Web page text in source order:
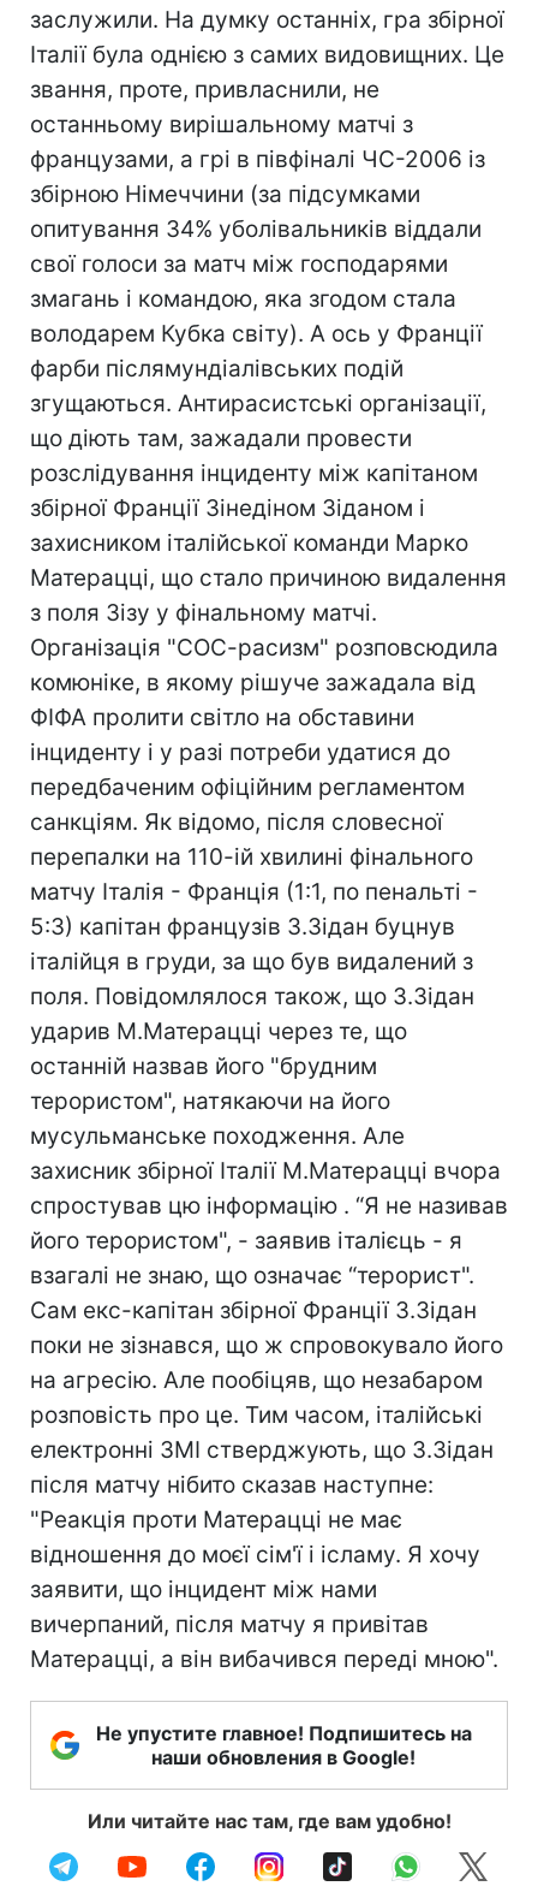
заслужили. На думку останніх, гра збірної
Італії була однією з самих видовищних. Це
звання, проте, привласнили, не
останньому вирішальному матчі з
французами, а грі в півфіналі ЧС-2006 із
збірною Німеччини (за підсумками
опитування 34% уболівальників віддали
свої голоси за матч між господарями
змагань і командою, яка згодом стала
володарем Кубка світу). А ось у Франції
фарби післямундіалівських подій
згущаються. Антирасистські організації,
що діють там, зажадали провести
розслідування інциденту між капітаном
збірної Франції Зінедіном Зіданом і
захисником італійської команди Марко
Матерацці, що стало причиною видалення
з поля Зізу у фінальному матчі.
Організація "СОС-расизм" розповсюдила
комюніке, в якому рішуче зажадала від
ФІФА пролити світло на обставини
інциденту і у разі потреби удатися до
передбаченим офіційним регламентом
санкціям. Як відомо, після словесної
перепалки на 110-ій хвилині фінального
матчу Італія - Франція (1:1, по пенальті -
5:3) капітан французів З.Зідан буцнув
італійця в груди, за що був видалений з
поля. Повідомлялося також, що З.Зідан
ударив М.Матерацці через те, що
останній назвав його "брудним
терористом", натякаючи на його
мусульманське походження. Але
захисник збірної Італії М.Матерацці вчора
спростував цю інформацію . “Я не називав
його терористом", - заявив італієць - я
взагалі не знаю, що означає “терорист".
Сам екс-капітан збірної Франції З.Зідан
поки не зізнався, що ж спровокувало його
на агресію. Але пообіцяв, що незабаром
розповість про це. Тим часом, італійські
електронні ЗМІ стверджують, що З.Зідан
після матчу нібито сказав наступне:
"Реакція проти Матерацці не має
відношення до моєї сім'ї і ісламу. Я хочу
заявити, що інцидент між нами
вичерпаний, після матчу я привітав
Матерацці, а він вибачився переді мною".
Не упустите главное! Подпишитесь на
наши обновления в Google!
Или читайте нас там, где вам удобно!